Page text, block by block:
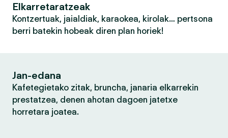
Elkarretaratzeak
Kontzertuak, jaialdiak, karaokea, kirolak… pertsona
berri batekin hobeak diren plan horiek!
Jan-edana
Kafetegietako zitak, bruncha, janaria elkarrekin
prestatzea, denen ahotan dagoen jatetxe
horretara joatea.